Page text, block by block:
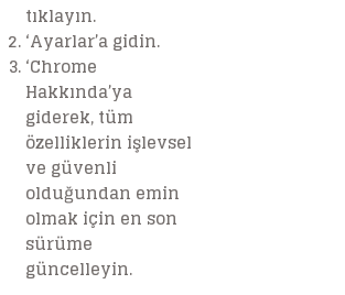
tıklayın.
‘Ayarlar’a gidin.
‘Chrome
Hakkında’ya
giderek, tüm
özelliklerin işlevsel
ve güvenli
olduğundan emin
olmak için en son
sürüme
güncelleyin.